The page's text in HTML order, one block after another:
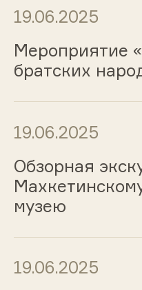
19.06.2025
Мероприятие
братских
19.06.2025
Обзорная
музею
19.06.2025